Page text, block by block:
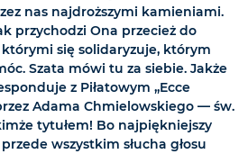
nas najdroższymi kamieniami.
przychodzi Ona przecież do
się solidaryzuje, którym
Szata mówi tu za siebie. Jakże
z Piłatowym „Ecce
Adama Chmielowskiego — św.
tytułem! Bo najpiękniejszy
wszystkim słucha głosu